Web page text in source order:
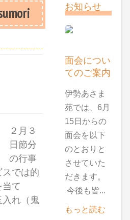
２月３
日節分
の行事
スでは的
て
入れ（鬼
お知らせ
面会につい
てのご案内
伊勢あさま
苑では、6月
15日からの
面会を以下
のとおりと
させていた
だきます。
今後も皆...
もっと読む